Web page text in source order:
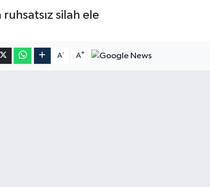
silah ele
A- A+